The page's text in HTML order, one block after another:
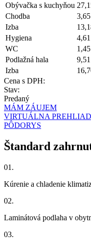
Obývačka s kuchyňou
Chodba
Izba
Hygiena
WC
Podlažná hala
Izba
Cena s DPH:
Stav:
Predaný
MÁM ZÁUJEM
VIRTUÁLNA
PÔDORYS
Štandard
01.
Kúrenie a chladenie
02.
Laminátová podlaha v
03.